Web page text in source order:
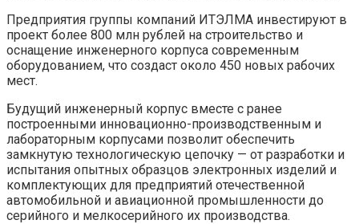
Предприятия группы компаний ИТЭЛМА инвестируют в
проект более 800 млн рублей на строительство и
оснащение инженерного корпуса современным
оборудованием, что создаст около 450 новых рабочих
мест.
Будущий инженерный корпус вместе с ранее
построенными инновационно-производственным и
лабораторным корпусами позволит обеспечить
замкнутую технологическую цепочку — от разработки и
испытания опытных образцов электронных изделий и
комплектующих для предприятий отечественной
автомобильной и авиационной промышленности до
серийного и мелкосерийного их производства.